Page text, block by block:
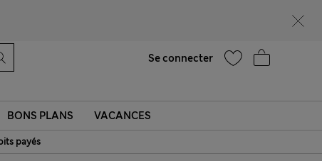
Se connecter
BONS PLANS VACANCES
payés